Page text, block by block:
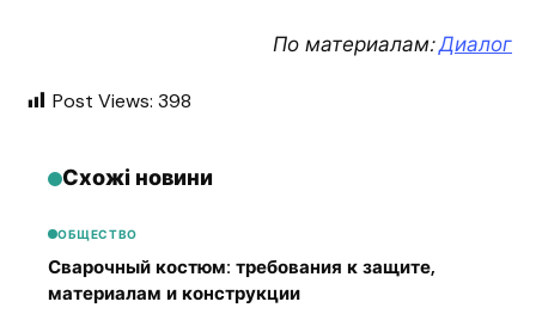
По материалам:Диалог
Post Views: 398
Схожі новини
ОБЩЕСТВО
Сварочный костюм: требования к защите,
материалам и конструкции